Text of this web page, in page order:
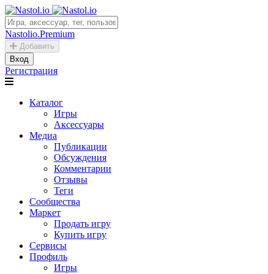
Nastolio.Premium
Добавить
Вход
Регистрация
Каталог
Игры
Аксессуары
Медиа
Публикации
Обсуждения
Комментарии
Отзывы
Теги
Сообщества
Маркет
Продать игру
Купить игру
Сервисы
Профиль
Игры